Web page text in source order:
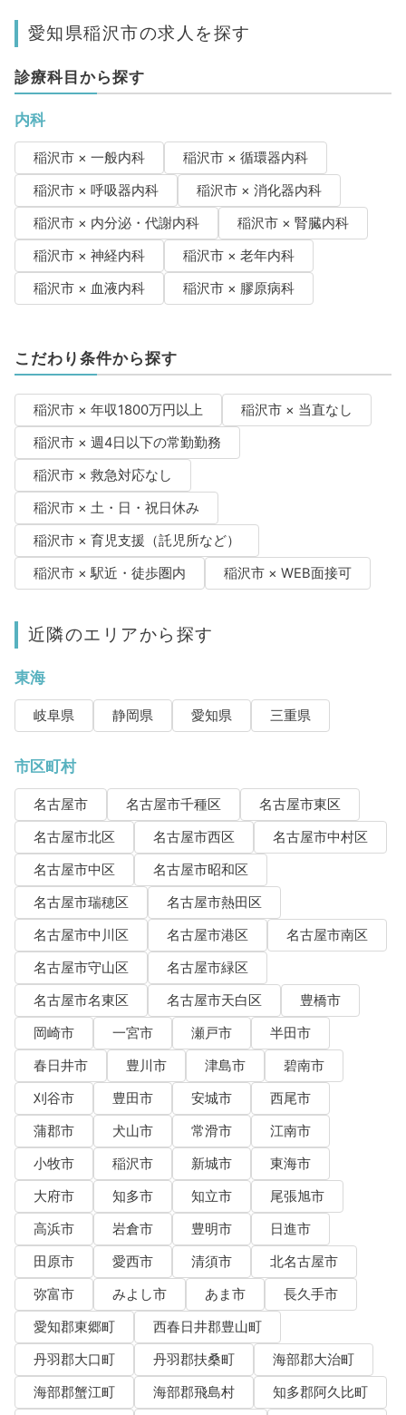
愛知県稲沢市の求人を探す
診療科目から探す
内科
稲沢市 × 一般内科
稲沢市 × 循環器内科
稲沢市 × 呼吸器内科
稲沢市 × 消化器内科
稲沢市 × 内分泌・代謝内科
稲沢市 × 腎臓内科
稲沢市 × 神経内科
稲沢市 × 老年内科
稲沢市 × 血液内科
稲沢市 × 膠原病科
こだわり条件から探す
稲沢市 × 年収1800万円以上
稲沢市 × 当直なし
稲沢市 × 週4日以下の常勤勤務
稲沢市 × 救急対応なし
稲沢市 × 土・日・祝日休み
稲沢市 × 育児支援（託児所など）
稲沢市 × 駅近・徒歩圏内
稲沢市 × WEB面接可
近隣のエリアから探す
東海
岐阜県 静岡県 愛知県 三重県
市区町村
名古屋市 名古屋市千種区
名古屋市東区
名古屋市北区
名古屋市西区
名古屋市中村区
名古屋市中区
名古屋市昭和区
名古屋市瑞穂区
名古屋市熱田区
名古屋市中川区
名古屋市港区
名古屋市南区
名古屋市守山区
名古屋市緑区
名古屋市名東区
名古屋市天白区
豊橋市
岡崎市
一宮市 瀬戸市
半田市
春日井市
豊川市 津島市
碧南市
刈谷市
豊田市 安城市
西尾市
蒲郡市
犬山市 常滑市
江南市
小牧市
稲沢市 新城市
東海市
大府市
知多市 知立市
尾張旭市
高浜市
岩倉市 豊明市
日進市
田原市
愛西市 清須市
北名古屋市
弥富市
みよし市 あま市
長久手市
愛知郡東郷町
西春日井郡豊山町
丹羽郡大口町
丹羽郡扶桑町
海部郡大治町
海部郡蟹江町
海部郡飛島村
知多郡阿久比町